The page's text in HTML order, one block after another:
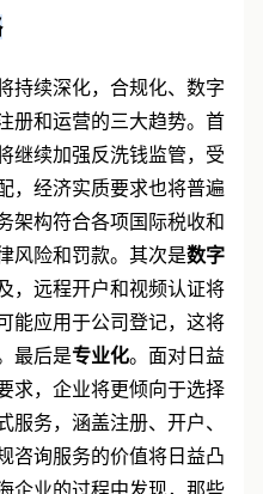
持续深化，合规化、数字
册和运营的三大趋势。首
继续加强反洗钱监管，受
，经济实质要求也将普遍
架构符合各项国际税收和
风险和罚款。其次是 数字
，远程开户和视频认证将
能应用于公司登记，这将
最后是专业化。面对日益
，企业将更倾向于选择
服务，涵盖注册、开户、
咨询服务的价值将日益凸